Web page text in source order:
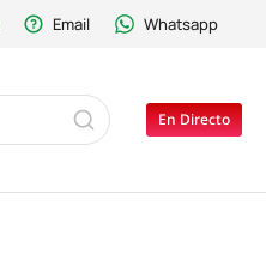
Email Whatsapp
En Directo